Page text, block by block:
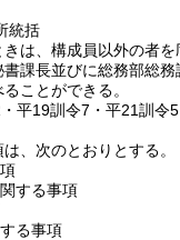
統括
は、構成員以外の者を
課長並びに総務部総
ことができる。
平19訓令7・平21訓
、次のとおりとする。
する事項
る事項